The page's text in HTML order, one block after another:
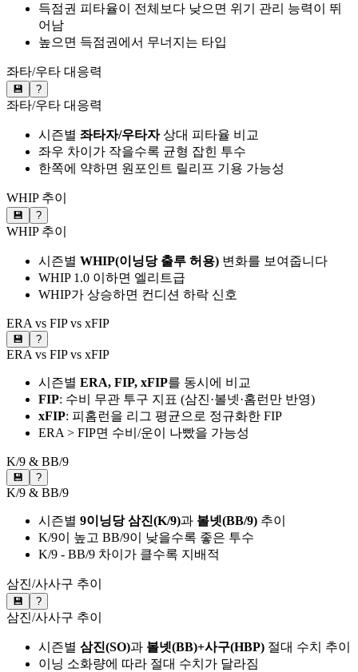
득점권 피타율이 전체보다 낮으면 위기 관리 능력이 뛰
어남
높으면 득점권에서 무너지는 타입
좌타/우타 대응력
💾 ?
좌타/우타 대응력
시즌별 좌타자/우타자상대 피타율 비교
좌우 차이가 작을수록 균형 잡힌 투수
한쪽에 약하면 원포인트 릴리프 기용 가능성
WHIP 추이
💾 ?
WHIP 추이
시즌별 WHIP(이닝당 출루 허용) 변화를 보여줍니다
WHIP 1.0 이하면 엘리트급
WHIP가 상승하면 컨디션 하락 신호
ERA vs FIP vs xFIP
💾 ?
ERA vs FIP vs xFIP
시즌별 ERA, FIP, xFIP를 동시에 비교
FIP: 수비 무관 투구 지표 (삼진·볼넷·홈런만 반영)
xFIP: 피홈런을 리그 평균으로 정규화한 FIP
ERA > FIP면 수비/운이 나빴을 가능성
K/9 & BB/9
💾 ?
K/9 & BB/9
시즌별 9이닝당 삼진(K/9)과 볼넷(BB/9) 추이
K/9이 높고 BB/9이 낮을수록 좋은 투수
K/9 - BB/9 차이가 클수록 지배적
삼진/사사구 추이
💾 ?
삼진/사사구 추이
시즌별 삼진(SO)과 볼넷(BB)+사구(HBP) 절대 수치 추이
이닝 소화량에 따라 절대 수치가 달라짐